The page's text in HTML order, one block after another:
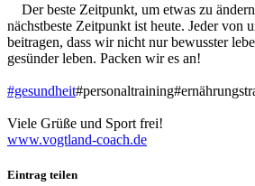
Der beste Zeitpunkt, um etwas zu
nächstbeste Zeitpunkt ist heute. Jeder von
beitragen, dass wir nicht nur bewusster
gesünder leben. Packen wir es an!
#gesundheit
Viele Grüße und Sport frei!
www.vogtland-coach.de
Eintrag teilen